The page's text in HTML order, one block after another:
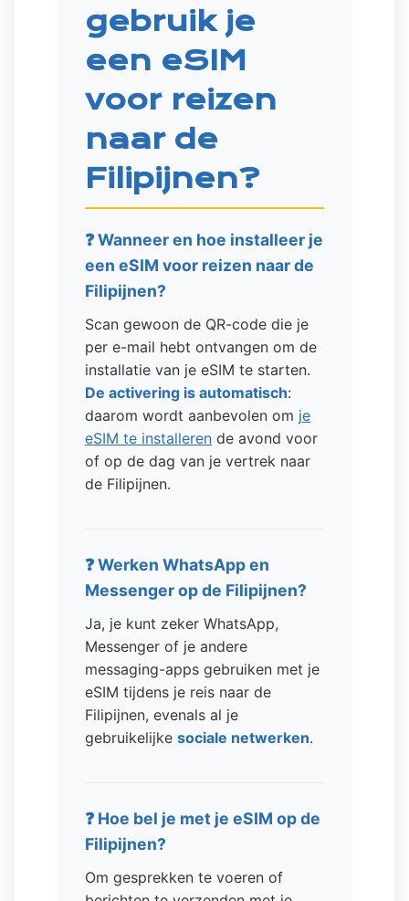
gebruik je
een eSIM
voor reizen
naar de
Filipijnen?
❓ Wanneer en hoe installeer je
een eSIM voor reizen naar de
Filipijnen?
Scan gewoon de QR-code die je
per e-mail hebt ontvangen om de
installatie van je eSIM te starten.
De activering is automatisch:
daarom wordt aanbevolen om je
eSIM te installeren de avond voor
of op de dag van je vertrek naar
de Filipijnen.
❓ Werken WhatsApp en
Messenger op de Filipijnen?
Ja, je kunt zeker WhatsApp,
Messenger of je andere
messaging-apps gebruiken met je
eSIM tijdens je reis naar de
Filipijnen, evenals al je
gebruikelijke sociale netwerken.
❓ Hoe bel je met je eSIM op de
Filipijnen?
Om gesprekken te voeren of